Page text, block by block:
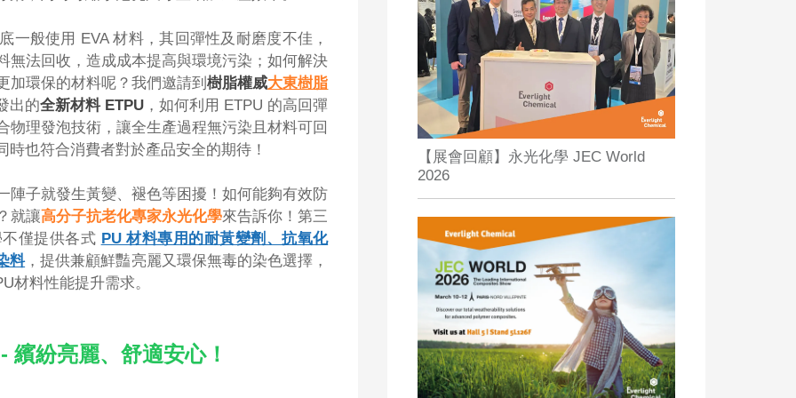
一般使用 EVA 材料，其回彈性及耐磨度不佳，
無法回收，造成成本提高與環境污染；如何解決
加環保的材料呢？我們邀請到 樹脂權威大東樹脂
出的全新材料 ETPU ，如何利用 ETPU 的高回彈
理發泡技術，讓全生產過程無污染且材料可回
也符合消費者對於產品安全的期待！
陣子就發生黃變、褪色等困擾！如何能夠有效防
就讓高分子抗老化專家永光化學來告訴你！第三
僅提供各式 PU 材料專用的耐黃變劑、抗氧化
料，提供兼顧鮮豔亮麗又環保無毒的染色選擇，
材料性能提升需求。
繽紛亮麗、舒適安心！
【展會回顧】永光化學 JEC World
2026